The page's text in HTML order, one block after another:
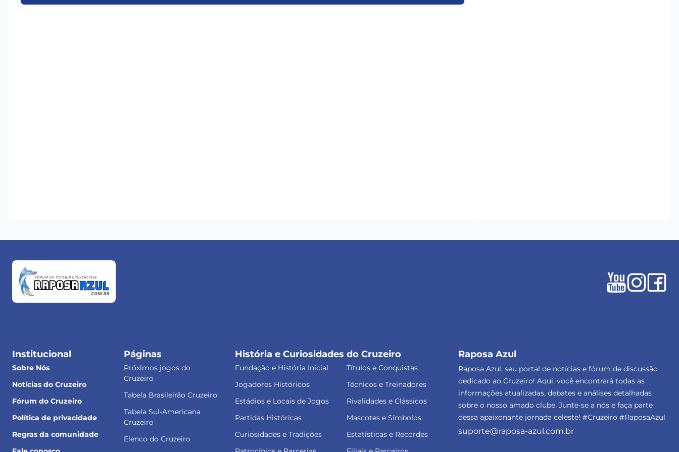
Institucional
Sobre Nós
Notícias do Cruzeiro
Fórum do Cruzeiro
Política de privacidade
Regras da comunidade
Páginas
Próximos jogos do
Cruzeiro
Tabela Brasileirão Cruzeiro
Tabela Sul-Americana
Cruzeiro
Elenco do Cruzeiro
História e Curiosidades do Cruzeiro
Fundação e História Inicial
Títulos e Conquistas
Jogadores Históricos
Técnicos e Treinadores
Estádios e Locais de Jogos
Rivalidades e Clássicos
Partidas Históricas
Mascotes e Símbolos
Curiosidades e Tradições
Estatísticas e Recordes
Raposa Azul
Raposa Azul, seu portal de notícias e fórum de discussão
dedicado ao Cruzeiro! Aqui, você encontrará todas as
informações atualizadas, debates e análises detalhadas
sobre o nosso amado clube. Junte-se a nós e faça parte
dessa apaixonante jornada celeste! #Cruzeiro #RaposaAzul
suporte@raposa-azul.com.br